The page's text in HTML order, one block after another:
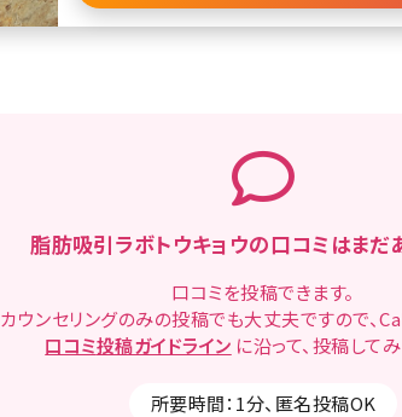
脂肪吸引ラボトウキョウの口コミはまだ
口コミを投稿できます。
カウンセリングのみの投稿でも大丈夫ですので、
口コミ投稿ガイドライン に沿って、 投稿して
所要時間：1分、匿名投稿OK